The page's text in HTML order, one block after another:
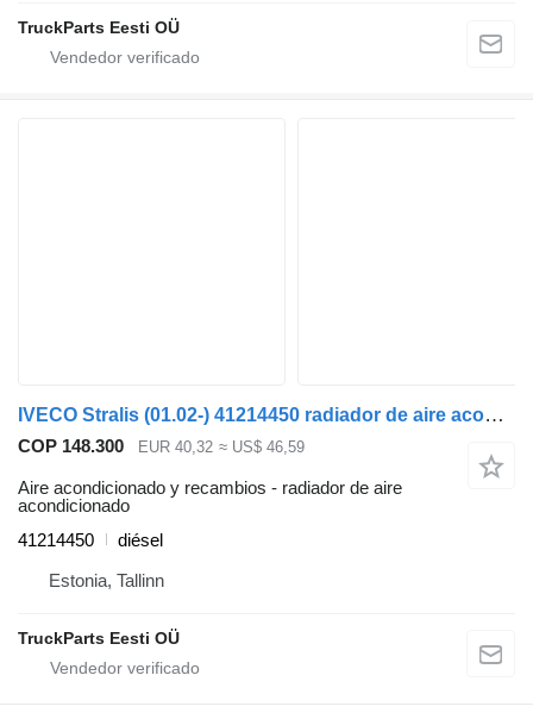
TruckParts Eesti OÜ
IVECO Stralis (01.02-) 41214450 radiador de aire acondicionado para IVECO Stralis, Trakker (2002-) cabeza tractora
COP 148.300 EUR 40,32 ≈ US$ 46,59
Aire acondicionado y recambios - radiador de aire
acondicionado
41214450
diésel
Estonia, Tallinn
TruckParts Eesti OÜ